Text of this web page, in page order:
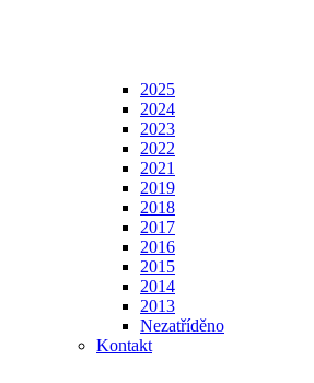
2025
2024
2023
2022
2021
2019
2018
2017
2016
2015
2014
2013
Nezatříděno
Kontakt